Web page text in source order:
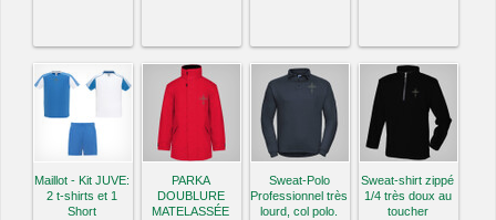
Maillot - Kit JUVE:
2 t-shirts et 1
Short
PARKA
DOUBLURE
MATELASSÉE
Sweat-Polo
Professionnel très
lourd, col polo.
Sweat-shirt zippé
1/4 très doux au
toucher